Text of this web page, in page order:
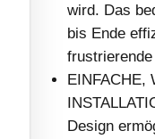
wird. Das
bis Ende
EINFACHE,
Design